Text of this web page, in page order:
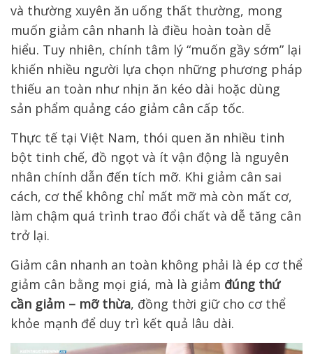
và thường xuyên ăn uống thất thường, mong
muốn giảm cân nhanh là điều hoàn toàn dễ
hiểu. Tuy nhiên, chính tâm lý “muốn gầy sớm” lại
khiến nhiều người lựa chọn những phương pháp
thiếu an toàn như nhịn ăn kéo dài hoặc dùng
sản phẩm quảng cáo giảm cân cấp tốc.
Thực tế tại Việt Nam, thói quen ăn nhiều tinh
bột tinh chế, đồ ngọt và ít vận động là nguyên
nhân chính dẫn đến tích mỡ. Khi giảm cân sai
cách, cơ thể không chỉ mất mỡ mà còn mất cơ,
làm chậm quá trình trao đổi chất và dễ tăng cân
trở lại.
Giảm cân nhanh an toàn không phải là ép cơ thể
giảm cân bằng mọi giá, mà là giảm đúng thứ
cần giảm – mỡ thừa, đồng thời giữ cho cơ thể
khỏe mạnh để duy trì kết quả lâu dài.